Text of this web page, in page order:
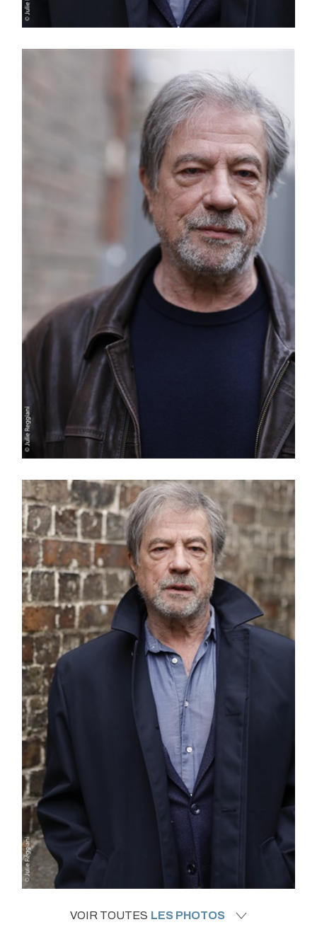
VOIR TOUTES LES PHOTOS